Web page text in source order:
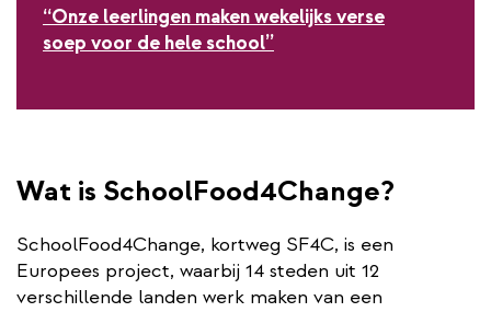
“Onze leerlingen maken wekelijks verse
soep voor de hele school”
Wat is SchoolFood4Change?
SchoolFood4Change, kortweg SF4C, is een
Europees project, waarbij 14 steden uit 12
verschillende landen werk maken van een